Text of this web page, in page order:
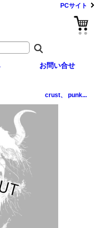
PCサイト
お問い合せ
crust、 punk...